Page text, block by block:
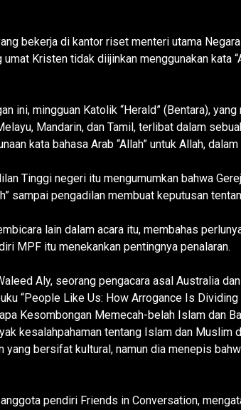
bekerja di kantor riset menteri utama
Kristen tidak diijinkan menggunakan kata
ini, mingguan Katolik “Herald” (Bentara),
Mandarin, dan Tamil, terlibat dalam
kata bahasa Arab “Allah” untuk Allah,
Tinggi negeri itu mengumumkan bahwa
sampai pengadilan membuat keputusan
lain dalam acara itu, membahas
MPF itu menekankan pentingnya penalaran.
Aly, seorang pengacara asal Australia
“People Like Us: How Arrogance Is
Kesombongan Memecah-belah Islam dan
kesalahpahaman tentang Islam dan Muslim
yang bersifat kultural, namun dia menepis
pendiri Friends in Conversation,